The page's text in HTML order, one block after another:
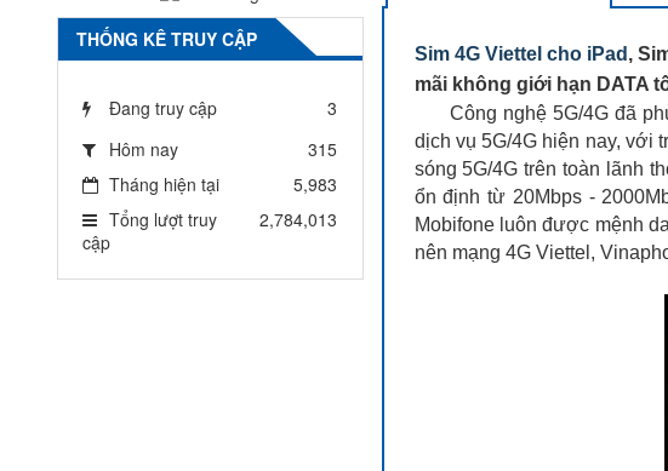
Sim 4G Viettel cho iPad ,
mãi không giới hạn DATA
Công nghệ 5G/4G đã
dịch vụ 5G/4G hiện nay, với
sóng 5G/4G trên toàn lãnh
ổn định từ 20Mbps -
Mobifone luôn được mệnh
nên mạng 4G Viettel,
THỐNG KÊ TRUY CẬP
Đang truy cập
3
Hôm nay
315
Tháng hiện tại
5,983
Tổng lượt truy
cập
2,784,013